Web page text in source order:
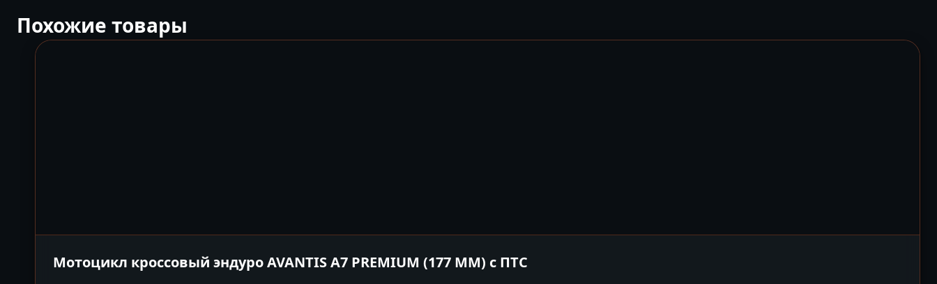
Похожие товары
Мотоцикл кроссовый эндуро AVANTIS A7 PREMIUM (177 MM) с ПТС